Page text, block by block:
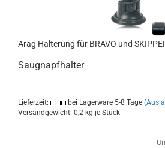
Arag Halterung für BRAVO und
Saugnapfhalter
Lieferzeit: bei Lagerware 5-8 Tage
Versandgewicht: 0,2 kg je Stück